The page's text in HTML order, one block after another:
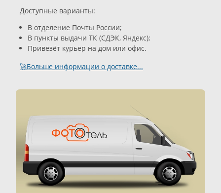
Доступные варианты:
В отделение Почты России;
В пункты выдачи ТК (СДЭК, Яндекс);
Привезёт курьер на дом или офис.
🚀Больше информации о доставке...